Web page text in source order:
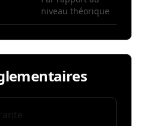
niveau théorique